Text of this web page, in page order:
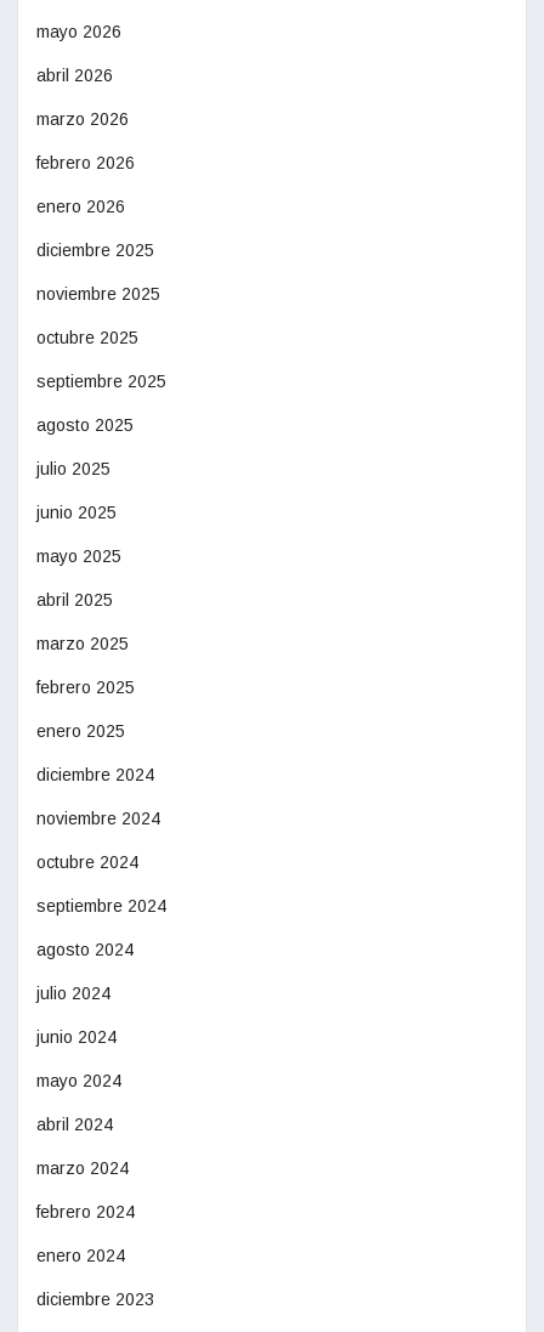
mayo 2026
abril 2026
marzo 2026
febrero 2026
enero 2026
diciembre 2025
noviembre 2025
octubre 2025
septiembre 2025
agosto 2025
julio 2025
junio 2025
mayo 2025
abril 2025
marzo 2025
febrero 2025
enero 2025
diciembre 2024
noviembre 2024
octubre 2024
septiembre 2024
agosto 2024
julio 2024
junio 2024
mayo 2024
abril 2024
marzo 2024
febrero 2024
enero 2024
diciembre 2023